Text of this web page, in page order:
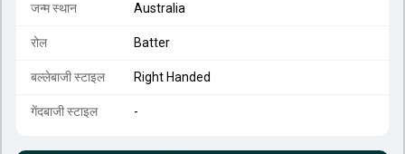
जन्म स्थान Australia
रोल Batter
बल्लेबाजी स्टाइल Right Handed
गेंदबाजी स्टाइल -